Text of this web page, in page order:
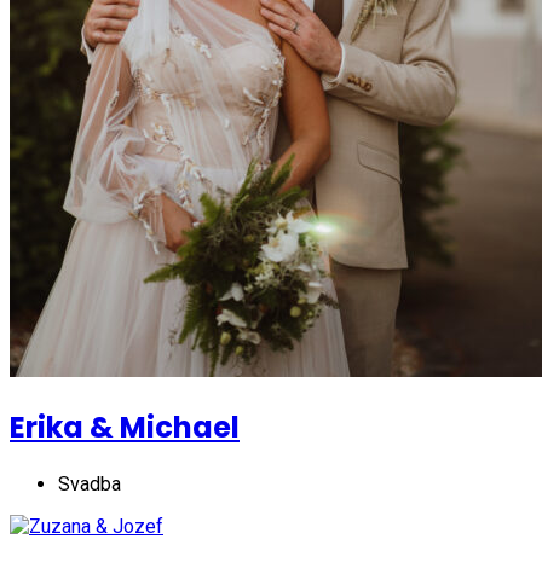
Erika & Michael
Svadba